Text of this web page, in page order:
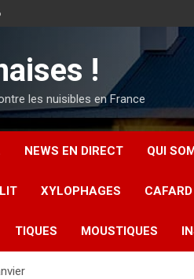
!
les nuisibles en France
NEWS EN DIRECT QUI
XYLOPHAGES CAFARD
TIQUES MOUSTIQUES